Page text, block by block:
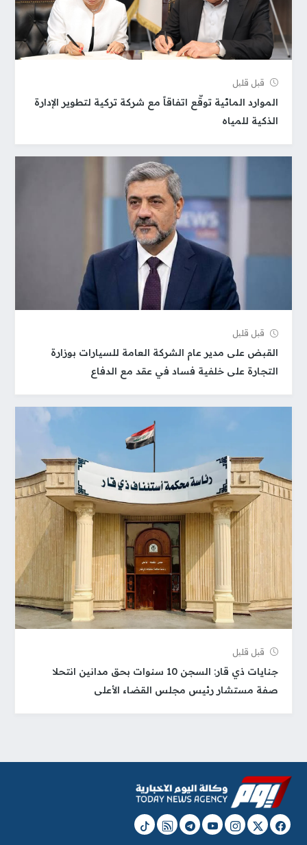
قبل قلیل
الموارد المائية توقّع اتفاقاً مع شركة تركية لتطوير الإدارة
الذكية للمياه
قبل قلیل
القبض على مدير عام الشركة العامة للسيارات بوزارة
التجارة على خلفية فساد في عقد مع الدفاع
قبل قلیل
جنايات ذي قار: السجن 10 سنوات بحق مدانين انتحلا
صفة مستشار رئيس مجلس القضاء الأعلى